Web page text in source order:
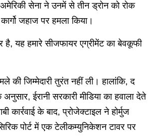
सेना ने उनमें से तीन ड्रोन को रोक
जहाज पर हमला किया।
है, यह हमारे सीजफायर एग्रीमेंट का बेवकूफी
की जिम्मेदारी तुरंत नहीं ली। हालांकि, द
ईरानी सरकारी मीडिया का हवाला देते
कार्रवाई के बाद, प्रोजेक्टाइल ने होर्मुज
पोर्ट में एक टेलीकम्युनिकेशन टावर पर